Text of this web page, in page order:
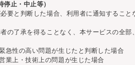
止・中止等）
要と判断した場合、利用者に通知するこ
の了承を得ることなく、本サービスの全
急性の高い問題が生じたと判断した場合
業上・技術上の問題が生じた場合